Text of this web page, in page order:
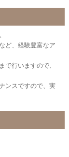
ど、経験豊富なア
で行いますので、
ンスですので、実